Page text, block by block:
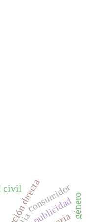
civil
publicidad
consumidor